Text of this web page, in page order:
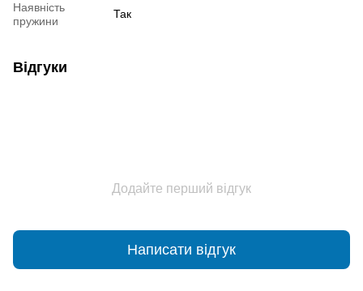
Наявність
пружини
Так
Відгуки
Додайте перший відгук
Написати відгук